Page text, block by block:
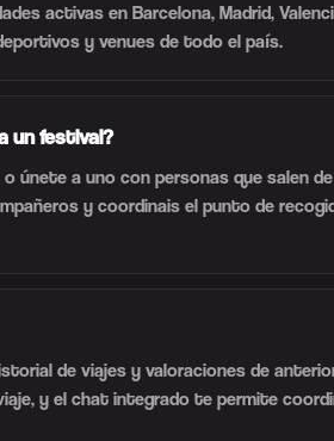
activas en Barcelona, Madrid,
y venues de todo el país.
un festival?
únete a uno con personas que salen
y coordinais el punto de
de viajes y valoraciones de
y el chat integrado te permite